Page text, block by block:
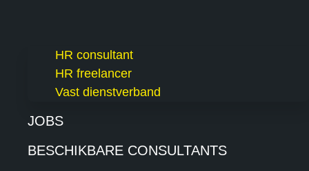
HR consultant
HR freelancer
Vast dienstverband
JOBS
BESCHIKBARE CONSULTANTS